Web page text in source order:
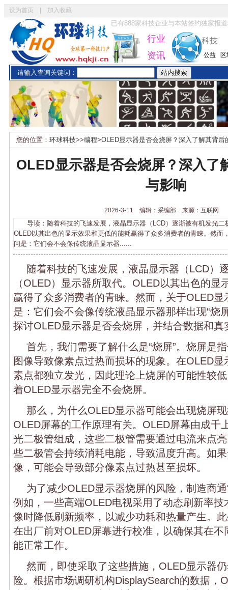
设为首页 加入收藏
已有888家科技企业与本站签约独家报
行业
资讯
科技
公益
请输入查询关键词：
您的位置： 环球科技>>编程>OLED显示器是否会烧屏？深入了解其背后
OLED显示器是否会烧屏？深入了
与影响
2026-3-11 编辑：采编部 来源：互联网
导读：随着科技的飞速发展，液晶显示器（LCD）逐渐被有机发光二
OLED以其出色的显示效果和更低的能耗赢得了众多消费者的青睐。然而
问是：它们会不会像传统液晶显示器......
随着科技的飞速发展，液晶显示器（LCD）
（OLED）显示器所取代。OLED以其出色的显
赢得了众多消费者的青睐。然而，关于OLED
是：它们会不会像传统液晶显示器那样出现“烧
探讨OLED显示器是否会烧屏，并结合数据和真
首先，我们需要了解什么是“烧屏”。烧屏是
图像导致像素点过热而损坏的现象。在OLED
素点都独立发光，因此理论上烧屏的可能性较
着OLED显示器完全不会烧屏。
那么，为什么OLED显示器可能会出现烧屏
OLED屏幕的工作原理有关。OLED屏幕由成千
光二极管组成，这些二极管需要通过电流来点
些二极管会持续消耗电能，导致温度升高。如
像，可能会导致部分像素点过热甚至损坏。
为了减少OLED显示器烧屏的风险，制造商
例如，一些高端OLED电视采用了动态刷新率
像时降低刷新频率，以减少功耗和热量产生。
在出厂前对OLED屏幕进行校准，以确保其在
能正常工作。
然而，即使采取了这些措施，OLED显示器
险。根据市场调研机构DisplaySearch的数据，